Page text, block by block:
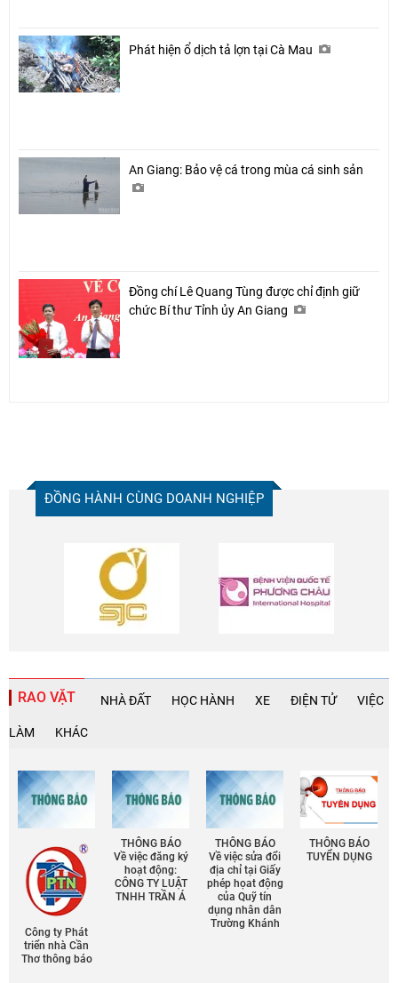
Phát hiện ổ dịch tả lợn tại Cà Mau
An Giang: Bảo vệ cá trong mùa cá sinh sản
Đồng chí Lê Quang Tùng được chỉ định giữ
chức Bí thư Tỉnh ủy An Giang
ĐỒNG HÀNH CÙNG DOANH NGHIỆP
RAO VẶT NHÀ ĐẤT HỌC HÀNH XE ĐIỆN TỬ VIỆC
LÀM KHÁC
Công ty Phát
triển nhà Cần
Thơ thông báo
THÔNG BÁO
Về việc đăng ký
hoạt động:
CÔNG TY LUẬT
TNHH TRẦN Á
THÔNG BÁO
Về việc sửa đổi
địa chỉ tại Giấy
phép họat động
của Quỹ tín
dụng nhân dân
Trường Khánh
THÔNG BÁO
TUYỂN DỤNG